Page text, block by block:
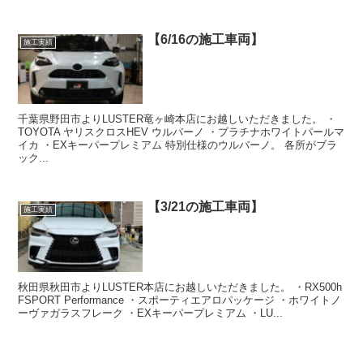
施工実績 【6/16の施工車両】
千葉県野田市よりLUSTER竜ヶ崎本店にお越しいただきました。 ・
TOYOTA ヤリスクロスHEV ウルバーノ ・プラチナホワイトパールマ
イカ ・EXキーパープレミアム 特別仕様のウルバーノ。 各所がブラ
ック...
施工実績 【3/21の施工車両】
秋田県秋田市よりLUSTER本店にお越しいただきました。 ・RX500h
FSPORT Performance ・スポーティエアロパッケージ ・ホワイトノ
ーヴァガラスフレーク ・EXキーパープレミアム ・LU...